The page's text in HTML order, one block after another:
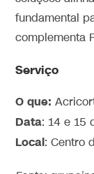
fundamental
complementa
Serviço
O que:
Data: 14 e 15
Local: Centro